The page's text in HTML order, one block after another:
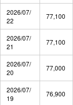
2026/07/
22
77,100
2026/07/
21
77,100
2026/07/
20
77,000
2026/07/
19
76,900